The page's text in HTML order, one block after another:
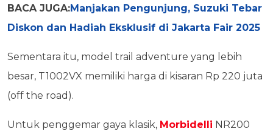
BACA JUGA:Manjakan Pengunjung, Suzuki Tebar
Diskon dan Hadiah Eksklusif di Jakarta Fair 2025
Sementara itu, model trail adventure yang lebih
besar, T1002VX memiliki harga di kisaran Rp 220 juta
(off the road).
Untuk penggemar gaya klasik, Morbidelli NR200